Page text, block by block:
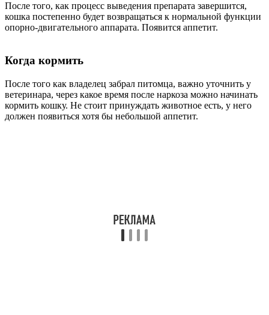
После того, как процесс выведения препарата завершится,
кошка постепенно будет возвращаться к нормальной функции
опорно-двигательного аппарата. Появится аппетит.
Когда кормить
После того как владелец забрал питомца, важно уточнить у
ветеринара, через какое время после наркоза можно начинать
кормить кошку. Не стоит принуждать животное есть, у него
должен появиться хотя бы небольшой аппетит.